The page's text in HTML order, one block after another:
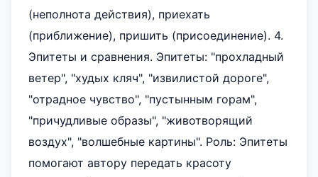
(неполнота действия), приехать
(приближение), пришить (присоединение). 4.
Эпитеты и сравнения. Эпитеты: "прохладный
ветер", "худых кляч", "извилистой дороге",
"отрадное чувство", "пустынным горам",
"причудливые образы", "животворящий
воздух", "волшебные картины". Роль: Эпитеты
помогают автору передать красоту